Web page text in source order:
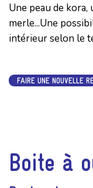
Une peau de
merle...Une
intérieur selon le
FAIRE UNE NOUVELLE
Boite à